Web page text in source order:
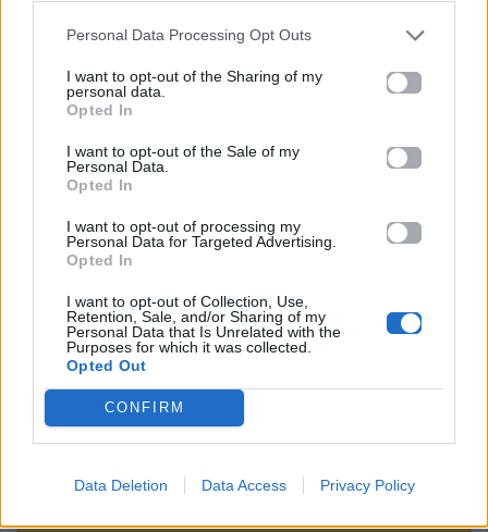
Personal Data Processing Opt Outs
I want to opt-out of the Sharing of my
personal data.
Opted In
I want to opt-out of the Sale of my
Personal Data.
Opted In
I want to opt-out of processing my
Personal Data for Targeted Advertising.
Opted In
I want to opt-out of Collection, Use,
Retention, Sale, and/or Sharing of my
Personal Data that Is Unrelated with the
Purposes for which it was collected.
Opted Out
CONFIRM
Data Deletion Data Access Privacy Policy
Προηγούμενο
Η νέα καμπάνια
της ΕΛΕΠΑΠ για
την Πρώιμη
Παιδική
Παρέμβαση με
τίτλο «Το Κουβάρι»
Επόμενο
Ο A$AP Rocky
Ελλάδα – Η
μεγάλη συναυλία
του στην Αθήνα